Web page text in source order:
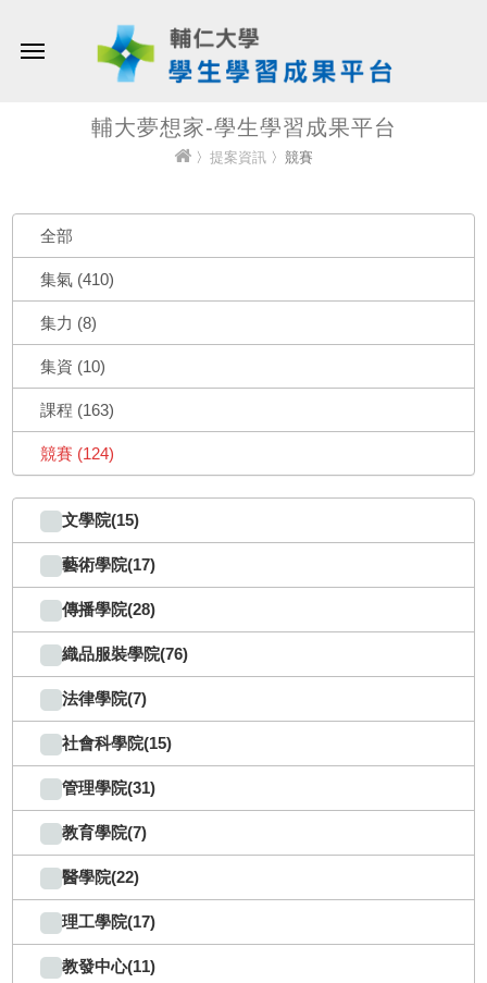
輔大夢想家-學生學習成果平台
〉 提案資訊 〉競賽
全部
集氣 (410)
集力 (8)
集資 (10)
課程 (163)
競賽 (124)
文學院(15)
藝術學院(17)
傳播學院(28)
織品服裝學院(76)
法律學院(7)
社會科學院(15)
管理學院(31)
教育學院(7)
醫學院(22)
理工學院(17)
教發中心(11)